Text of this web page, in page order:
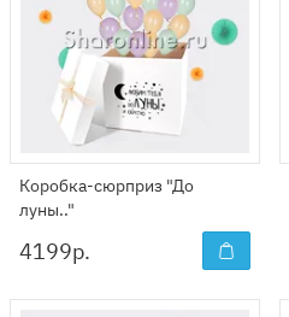
Коробка-сюрприз "До
луны.."
4199р.